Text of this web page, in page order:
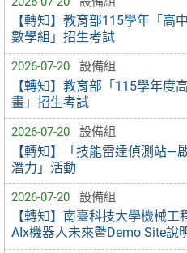
【轉知】教育部115學年「高
數學組」招生考試
2026-07-20 設備組
【轉知】教育部「115學年度
畫」招生考試
2026-07-20 設備組
【轉知】「技能雷達偵測站—
潛力」活動
2026-07-20 設備組
【轉知】南臺科技大學機械
AIx機器人未來暨Demo Site說